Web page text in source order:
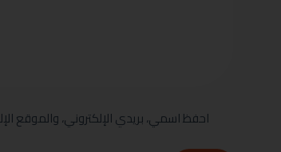
احفظ اسمي، بريدي الإلكتروني، والموقع